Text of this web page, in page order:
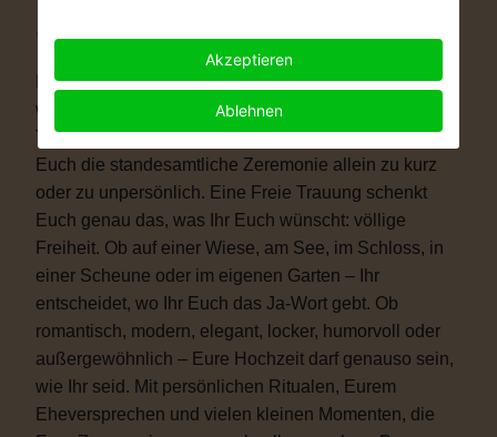
Warum eine Freie Trauung?
Immer mehr Paare wünschen sich eine Hochzeit, die
wirklich zu ihnen passt. Vielleicht ist eine kirchliche
Trauung nicht das Richtige für Euch. Vielleicht ist
Euch die standesamtliche Zeremonie allein zu kurz
oder zu unpersönlich. Eine Freie Trauung schenkt
Euch genau das, was Ihr Euch wünscht: völlige
Freiheit. Ob auf einer Wiese, am See, im Schloss, in
einer Scheune oder im eigenen Garten – Ihr
entscheidet, wo Ihr Euch das Ja-Wort gebt. Ob
romantisch, modern, elegant, locker, humorvoll oder
außergewöhnlich – Eure Hochzeit darf genauso sein,
wie Ihr seid. Mit persönlichen Ritualen, Eurem
Eheversprechen und vielen kleinen Momenten, die
Akzeptieren
Ablehnen